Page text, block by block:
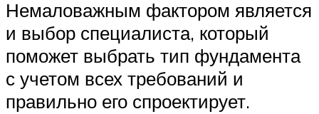
Немаловажным фактором является
и выбор специалиста, который
поможет выбрать тип фундамента
с учетом всех требований и
правильно его спроектирует.